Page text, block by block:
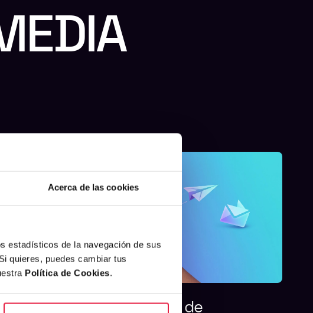
Acerca de las cookies
estadísticos de la navegación de sus
quieres, puedes cambiar tus
Política de Cookies.
Automatización de